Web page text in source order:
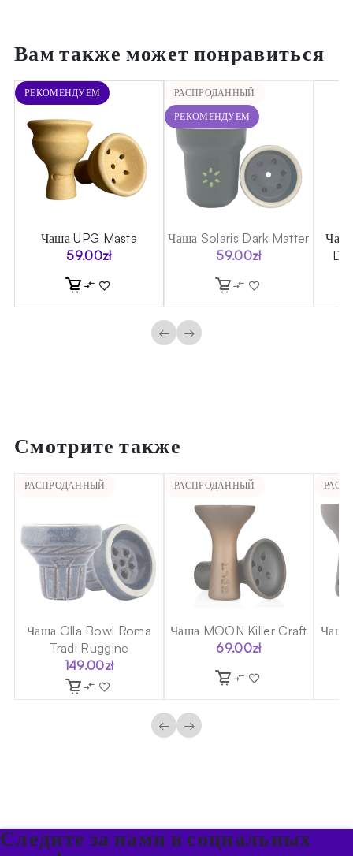
Вам также может понравиться
РЕКОМЕНДУЕМ
Чаша UPG Masta
59.00zł
РАСПРОДАННЫЙ
РЕКОМЕНДУЕМ
Чаша Solaris Dark Matter
59.00zł
← →
Смотрите также
РАСПРОДАННЫЙ
Чаша Olla Bowl Roma
Tradi Ruggine
149.00zł
РАСПРОДАННЫЙ
Чаша MOON Killer Craft
69.00zł
Чаша
← →
Следите за нами в социальных